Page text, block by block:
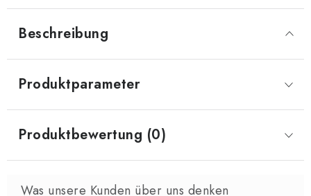
Beschreibung
Produktparameter
Produktbewertung (0)